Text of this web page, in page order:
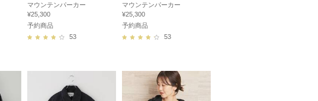
マウンテンパーカー
¥25,300
予約商品
53
マウンテンパーカー
¥25,300
予約商品
53